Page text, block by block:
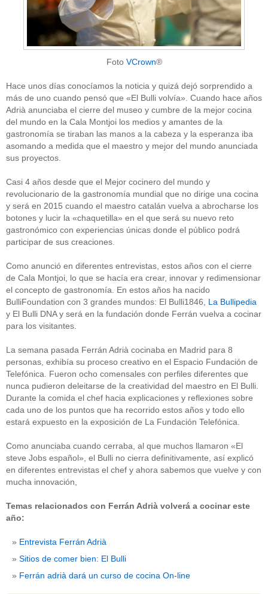
Foto VCrown®
Hace unos días conocíamos la noticia y quizá dejó sorprendido a
más de uno cuando pensó que «El Bulli volvía». Cuando hace años
Adrià anunciaba el cierre del museo y cumbre de la mejor cocina
del mundo en la Cala Montjoi los medios y amantes de la
gastronomía se tiraban las manos a la cabeza y la esperanza iba
asomando a medida que el maestro y mejor del mundo anunciada
sus proyectos.
Casi 4 años desde que el Mejor cocinero del mundo y
revolucionario de la gastronomía mundial que no dirige una cocina
y será en 2015 cuando el maestro catalán vuelva a abrocharse los
botones y lucir la «chaquetilla» en el que será su nuevo reto
gastronómico con experiencias únicas donde el público podrá
participar de sus creaciones.
Como anunció en diferentes entrevistas, estos años con el cierre
de Cala Montjoi, lo que se hacía era crear, innovar y redimensionar
el concepto de gastronomía. En estos años ha nacido
BulliFoundation con 3 grandes mundos: El Bulli1846, La Bullipedia
y El Bulli DNA y será en la fundación donde Ferrán vuelva a cocinar
para los visitantes.
La semana pasada Ferrán Adrià cocinaba en Madrid para 8
personas, exhibía su proceso creativo en el Espacio Fundación de
Telefónica. Fueron ocho comensales con perfiles diferentes que
nunca pudieron deleitarse de la creatividad del maestro en El Bulli.
Durante la comida el chef hacia explicaciones y reflexiones sobre
cada uno de los puntos que ha recorrido estos años y todo ello
estará expuesto en la exposición de La Fundación Telefónica.
Como anunciaba cuando cerraba, al que muchos llamaron «El
steve Jobs español», el Bulli no cierra definitivamente, así explicó
en diferentes entrevistas el chef y ahora sabemos que vuelve y con
mucha innovación,
Temas relacionados con Ferrán Adrià volverá a cocinar este
año:
Entrevista Ferrán Adrià
Sitios de comer bien: El Bulli
Ferrán adrià dará un curso de cocina On-line